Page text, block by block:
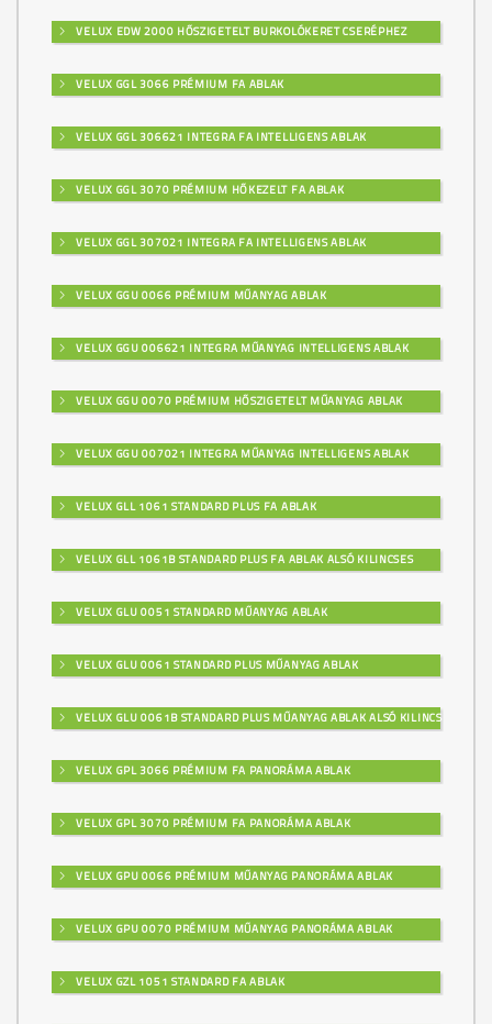
VELUX EDW 2000 HŐSZIGETELT BURKOLÓKERET CSERÉPHEZ
VELUX GGL 3066 PRÉMIUM FA ABLAK
VELUX GGL 306621 INTEGRA FA INTELLIGENS ABLAK
VELUX GGL 3070 PRÉMIUM HŐKEZELT FA ABLAK
VELUX GGL 307021 INTEGRA FA INTELLIGENS ABLAK
VELUX GGU 0066 PRÉMIUM MŰANYAG ABLAK
VELUX GGU 006621 INTEGRA MŰANYAG INTELLIGENS ABLAK
VELUX GGU 0070 PRÉMIUM HŐSZIGETELT MŰANYAG ABLAK
VELUX GGU 007021 INTEGRA MŰANYAG INTELLIGENS ABLAK
VELUX GLL 1061 STANDARD PLUS FA ABLAK
VELUX GLL 1061B STANDARD PLUS FA ABLAK ALSÓ KILINCSES
VELUX GLU 0051 STANDARD MŰANYAG ABLAK
VELUX GLU 0061 STANDARD PLUS MŰANYAG ABLAK
VELUX GLU 0061B STANDARD PLUS MŰANYAG ABLAK ALSÓ KILINCSES
VELUX GPL 3066 PRÉMIUM FA PANORÁMA ABLAK
VELUX GPL 3070 PRÉMIUM FA PANORÁMA ABLAK
VELUX GPU 0066 PRÉMIUM MŰANYAG PANORÁMA ABLAK
VELUX GPU 0070 PRÉMIUM MŰANYAG PANORÁMA ABLAK
VELUX GZL 1051 STANDARD FA ABLAK